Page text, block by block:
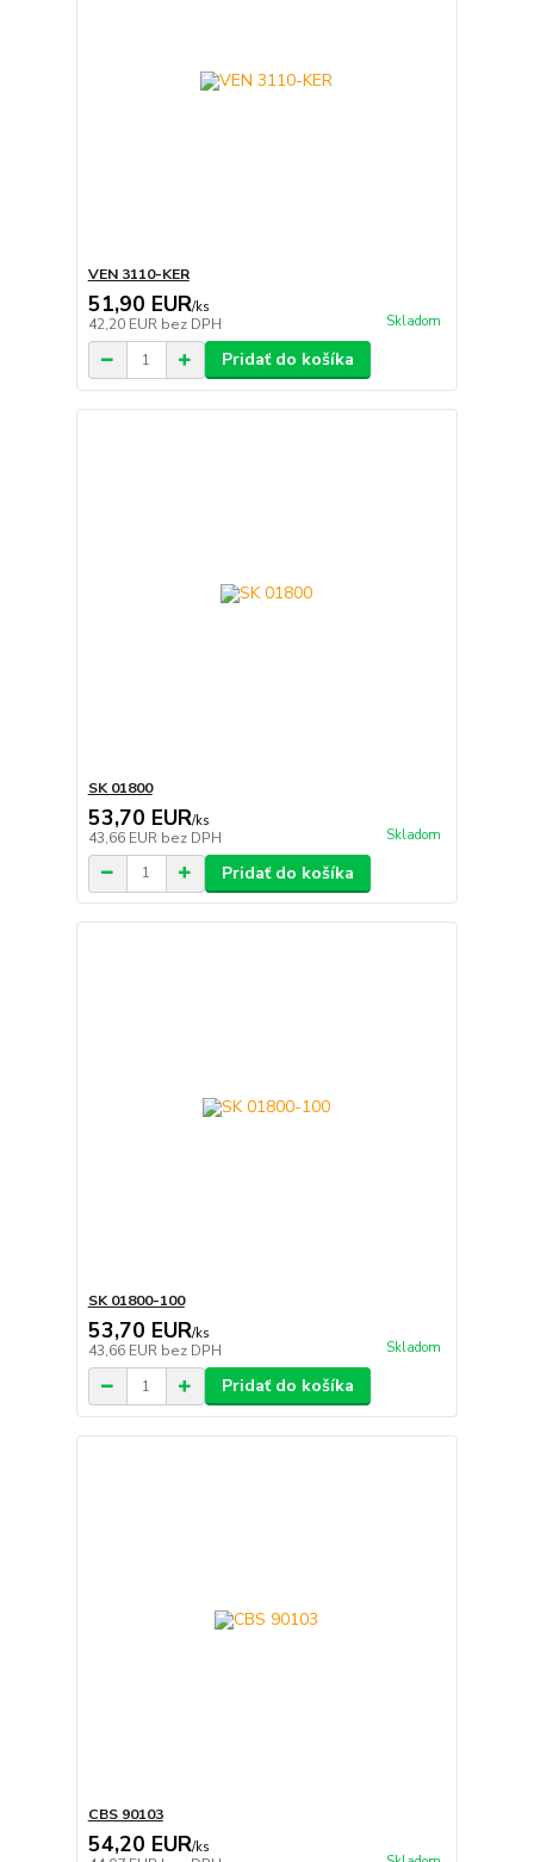
VEN 3110-KER
51,90 EUR/ks
42,20 EUR bez DPH Skladom
Pridať do košíka
SK 01800
53,70 EUR/ks
43,66 EUR bez DPH Skladom
Pridať do košíka
SK 01800-100
53,70 EUR/ks
43,66 EUR bez DPH Skladom
Pridať do košíka
CBS 90103
54,20 EUR/ks